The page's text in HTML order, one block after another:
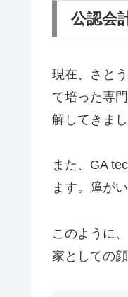
公認会
現在、さと
て培った専
解してきまし
また、GA
ます。障が
このように
家としての